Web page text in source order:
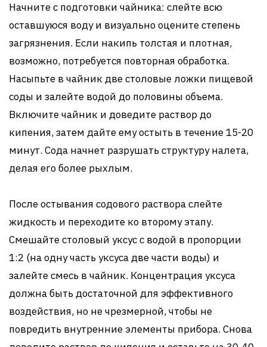
Начните с подготовки чайника: слейте всю
оставшуюся воду и визуально оцените степень
загрязнения. Если накипь толстая и плотная,
возможно, потребуется повторная обработка.
Насыпьте в чайник две столовые ложки пищевой
соды и залейте водой до половины объема.
Включите чайник и доведите раствор до
кипения, затем дайте ему остыть в течение 15-20
минут. Сода начнет разрушать структуру налета,
делая его более рыхлым.
После остывания содового раствора слейте
жидкость и переходите ко второму этапу.
Смешайте столовый уксус с водой в пропорции
1:2 (на одну часть уксуса две части воды) и
залейте смесь в чайник. Концентрация уксуса
должна быть достаточной для эффективного
воздействия, но не чрезмерной, чтобы не
повредить внутренние элементы прибора. Снова